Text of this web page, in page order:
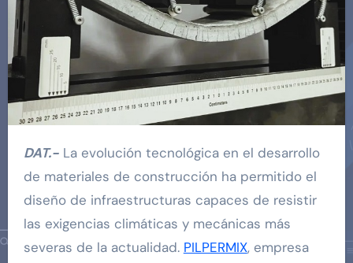
DAT.-La evolución tecnológica en el desarrollo
de materiales de construcción ha permitido el
diseño de infraestructuras capaces de resistir
las exigencias climáticas y mecánicas más
severas de la actualidad. PILPERMIX, empresa